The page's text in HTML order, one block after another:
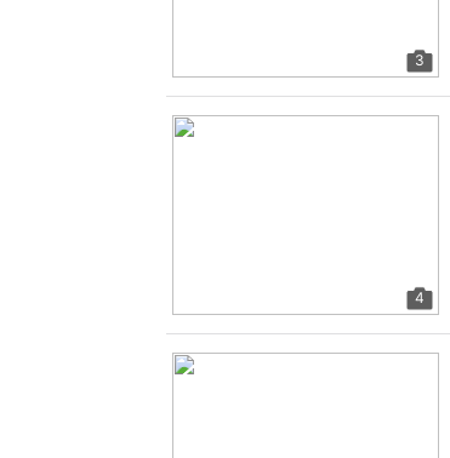
3
4